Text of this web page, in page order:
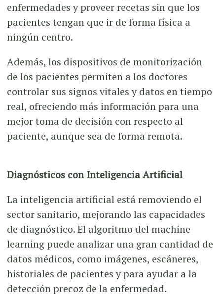
enfermedades y proveer recetas sin que los
pacientes tengan que ir de forma física a
ningún centro.
Además, los dispositivos de monitorización
de los pacientes permiten a los doctores
controlar sus signos vitales y datos en tiempo
real, ofreciendo más información para una
mejor toma de decisión con respecto al
paciente, aunque sea de forma remota.
Diagnósticos con Inteligencia Artificial
La inteligencia artificial está removiendo el
sector sanitario, mejorando las capacidades
de diagnóstico. El algoritmo del machine
learning puede analizar una gran cantidad de
datos médicos, como imágenes, escáneres,
historiales de pacientes y para ayudar a la
detección precoz de la enfermedad.